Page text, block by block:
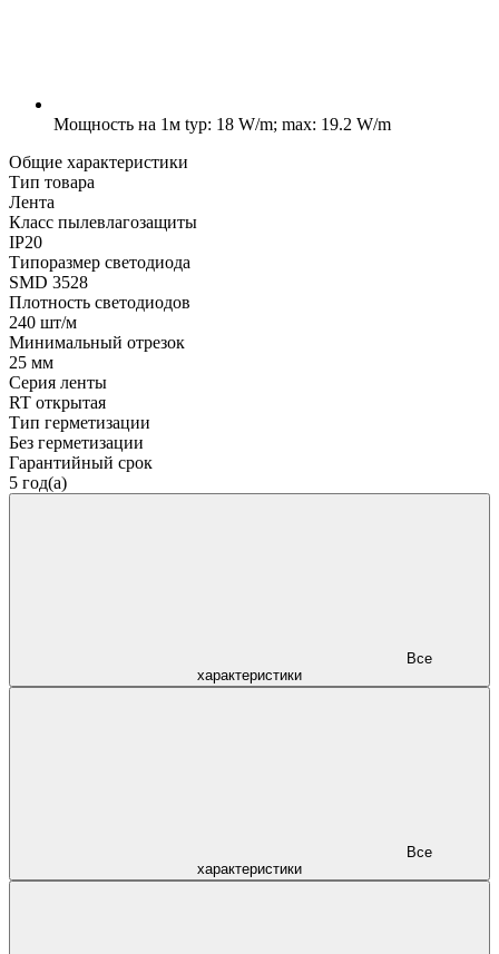
Мощность на 1м typ: 18 W/m; max: 19.2 W/m
Общие характеристики
Тип товара
Лента
Класс пылевлагозащиты
IP20
Типоразмер светодиода
SMD 3528
Плотность светодиодов
240 шт/м
Минимальный отрезок
25 мм
Серия ленты
RT открытая
Тип герметизации
Без герметизации
Гарантийный срок
5 год(а)
характеристики
характеристики